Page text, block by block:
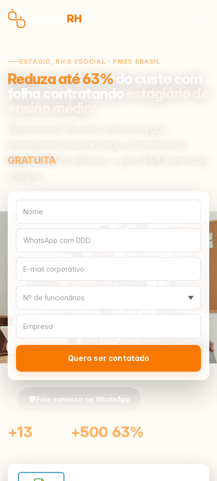
RH
ESTÁGIO, RH E ESOCIAL · PMES BRASIL
Reduza até 63% do custo com
folha contratando
.
GRATUITA
Nome
WhatsApp
E-mail
Nº de funcionários
Empresa
Quero ser contatado
💬Fale conosco no WhatsApp
+13 +500 63%